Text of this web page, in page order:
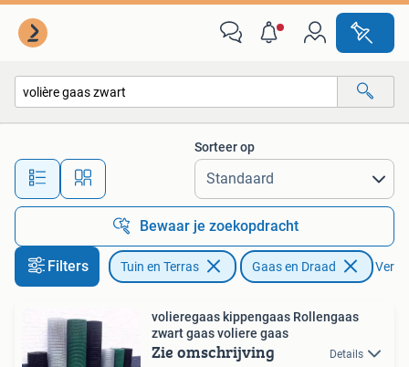
Alle afstanden…
Sorteer op
Bewaar je zoekopdracht
Filters Tuin en Terras Gaas en Draad
volieregaas kippengaas Rollengaas
zwart gaas voliere gaas
Zie omschrijving Details